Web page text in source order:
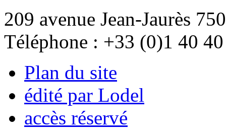
209 avenue Jean-Jaurès
Téléphone : +33 (0)1 40
Plan du site
édité par Lodel
accès réservé